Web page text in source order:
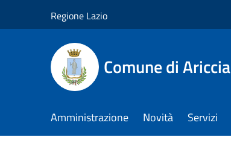
Regione Lazio
Comune di Ariccia
Amministrazione Novità Servizi